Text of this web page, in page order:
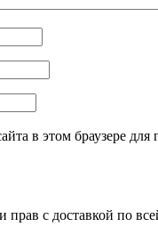
в этом браузере
с доставкой по